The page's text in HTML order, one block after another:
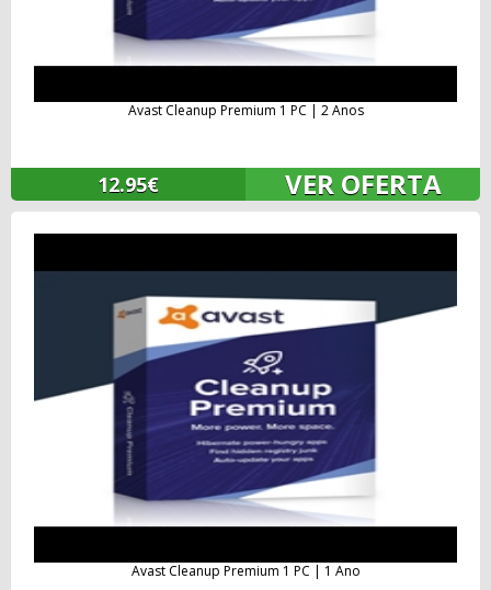
Avast Cleanup Premium 1 PC | 2 Anos
12.95€ VER OFERTA
Avast Cleanup Premium 1 PC | 1 Ano